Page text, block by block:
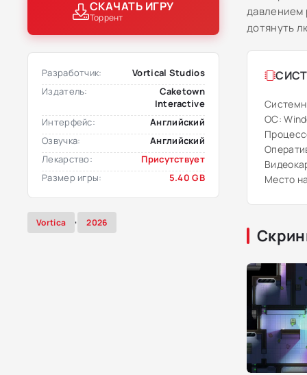
СКАЧАТЬ ИГРУ
Торрент
Разработчик:
Vortical Studios
Издатель:
Caketown
Interactive
Интерфейс:
Английский
Озвучка:
Английский
Лекарство:
Присутствует
Размер игры:
5.40 GB
Vortica , 2026
давлением
дотянуть
ОС:
Место